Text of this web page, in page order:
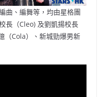
曲、編舞等，均由星格團
長（Cleo) 及劉凱揚校長
（Cola）、新城勁爆男新